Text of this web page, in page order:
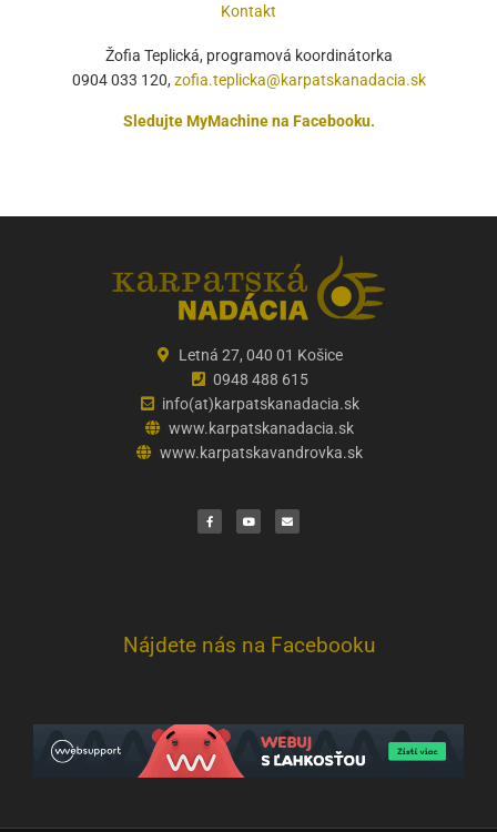
Kontakt
Žofia Teplická, programová koordinátorka
0904 033 120, zofia.teplicka@karpatskanadacia.sk
Sledujte MyMachine na Facebooku.
Letná 27, 040 01 Košice
0948 488 615
info(at)karpatskanadacia.sk
www.karpatskanadacia.sk
www.karpatskavandrovka.sk
c
e
b
t
u
e
l
Nájdete nás na Facebooku